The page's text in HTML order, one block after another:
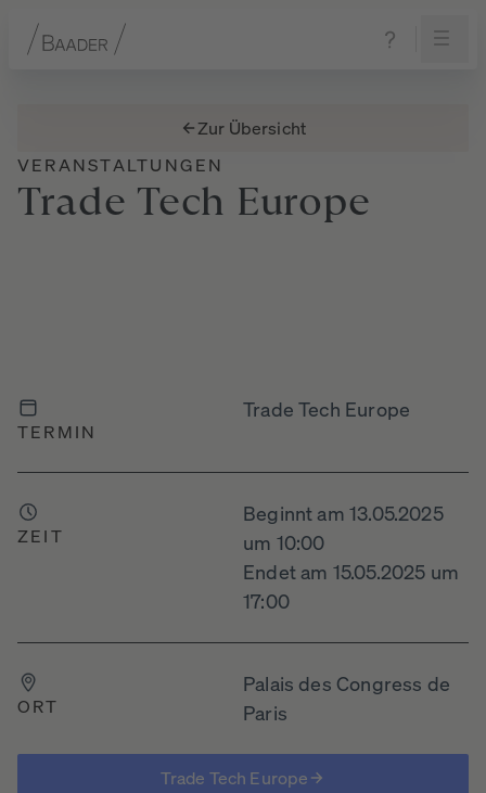
Zur Übersicht
VERANSTALTUNGEN
Trade Tech Europe
TERMIN
Trade Tech Europe
ZEIT
Beginnt am 13.05.2025
um 10:00
Endet am 15.05.2025 um
17:00
ORT
Palais des Congress de
Paris
Trade Tech Europe